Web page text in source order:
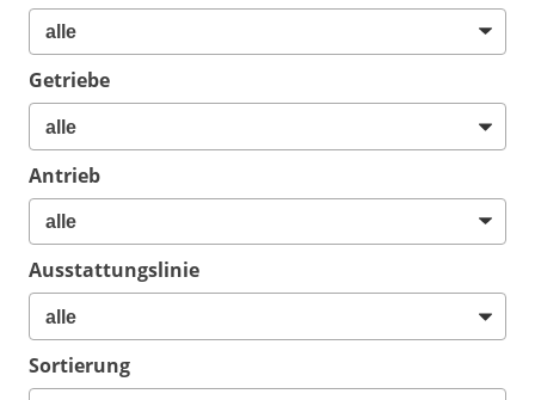
Getriebe
Antrieb
Ausstattungslinie
Sortierung